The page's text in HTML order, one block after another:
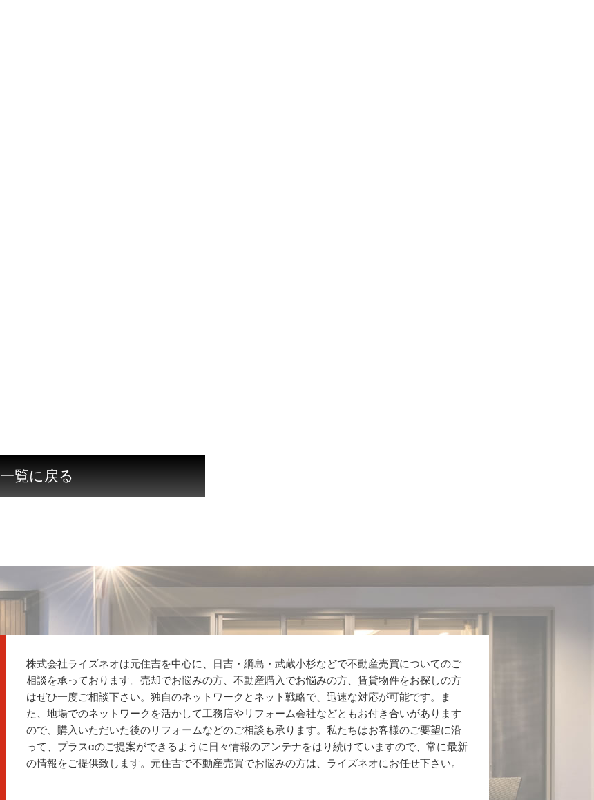
一覧に戻る
株式会社ライズネオは元住吉を中心に、日吉・綱島・武蔵小杉などで不動産売買についてのご
相談を承っております。売却でお悩みの方、不動産購入でお悩みの方、賃貸物件をお探しの方
はぜひ一度ご相談下さい。独自のネットワークとネット戦略で、迅速な対応が可能です。ま
た、地場でのネットワークを活かして工務店やリフォーム会社などともお付き合いがあります
ので、購入いただいた後のリフォームなどのご相談も承ります。私たちはお客様のご要望に沿
って、プラスαのご提案ができるように日々情報のアンテナをはり続けていますので、常に最新
の情報をご提供致します。元住吉で不動産売買でお悩みの方は、ライズネオにお任せ下さい。